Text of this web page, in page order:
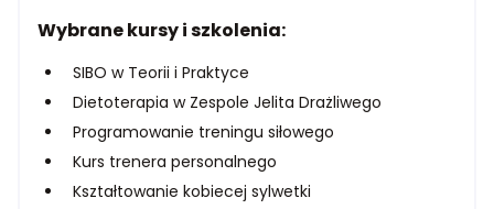
Wybrane kursy i szkolenia:
SIBO w Teorii i Praktyce
Dietoterapia w Zespole Jelita Drażliwego
Programowanie treningu siłowego
Kurs trenera personalnego
Kształtowanie kobiecej sylwetki